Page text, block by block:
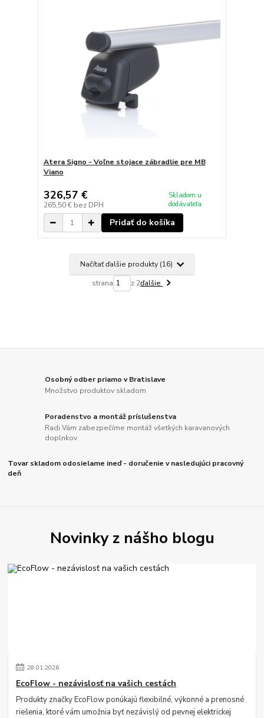
Atera Signo - Voľne stojace zábradlie pre MB
Viano
326,57 €
265,50 € bez DPH
Skladom u
dodávateľa
Pridať do košíka
Načítať ďalšie produkty (16)
strana z 2ďalšie
Osobný odber priamo v Bratislave
Množstvo produktov skladom
Poradenstvo a montáž príslušenstva
Radi Vám zabezpečíme montáž všetkých karavanových
doplnkov
Tovar skladom odosielame ineď - doručenie v nasledujúci pracovný
deň
Novinky z nášho blogu
28.01.2026
EcoFlow - nezávislosť na vašich cestách
Produkty značky EcoFlow ponúkajú flexibilné, výkonné a prenosné
riešenia, ktoré vám umožnia byť nezávislý od pevnej elektrickej